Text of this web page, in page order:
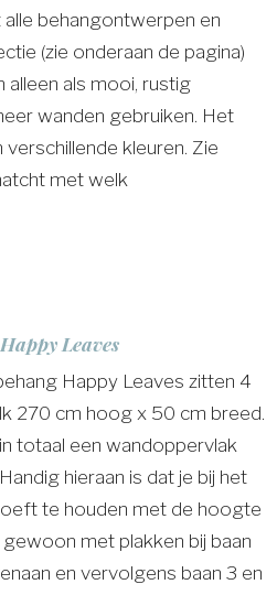
behangontwerpen en
(zie onderaan de pagina)
als mooi, rustig
wanden gebruiken. Het
kleuren. Zie
met welk
Leaves
Happy Leaves zitten 4
270 cm hoog x 50 cm breed.
totaal een wandoppervlak
hieraan is dat je bij het
te houden met de hoogte
met plakken bij baan
en vervolgens baan 3 en